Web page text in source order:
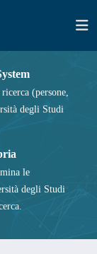
(persone,
degli Studi
le
degli Studi